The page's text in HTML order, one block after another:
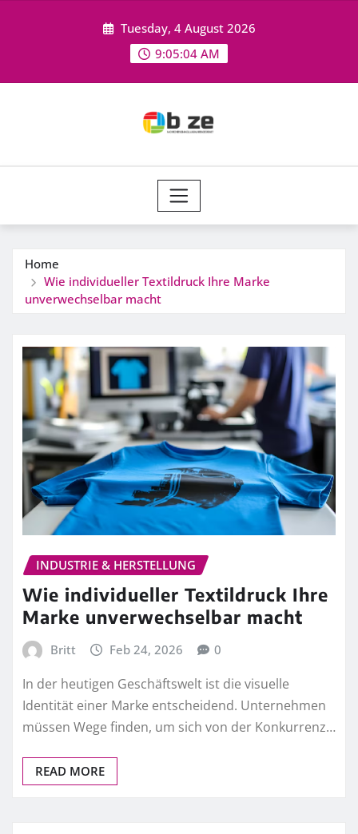
Tuesday, 4 August 2026
9:05:05 AM
Home
Wie individueller Textildruck Ihre Marke
unverwechselbar macht
INDUSTRIE & HERSTELLUNG
Wie individueller Textildruck Ihre
Marke unverwechselbar macht
Britt Feb 24, 2026 0
In der heutigen Geschäftswelt ist die visuelle
Identität einer Marke entscheidend. Unternehmen
müssen Wege finden, um sich von der Konkurrenz…
READ MORE